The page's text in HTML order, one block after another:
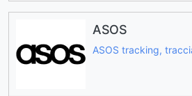
ASOS
ASOS tracking,